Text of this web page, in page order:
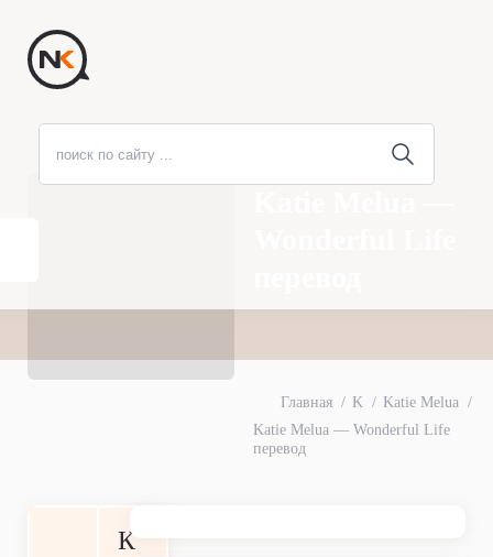
Главная K
Katie Melua
Katie Melua — Wonderful Life
перевод
К